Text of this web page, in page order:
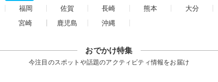
福岡
佐賀 長崎 熊本
大分
宮崎
鹿児島 沖縄
おでかけ特集
今注目のスポットや話題のアクティビティ情報をお届け